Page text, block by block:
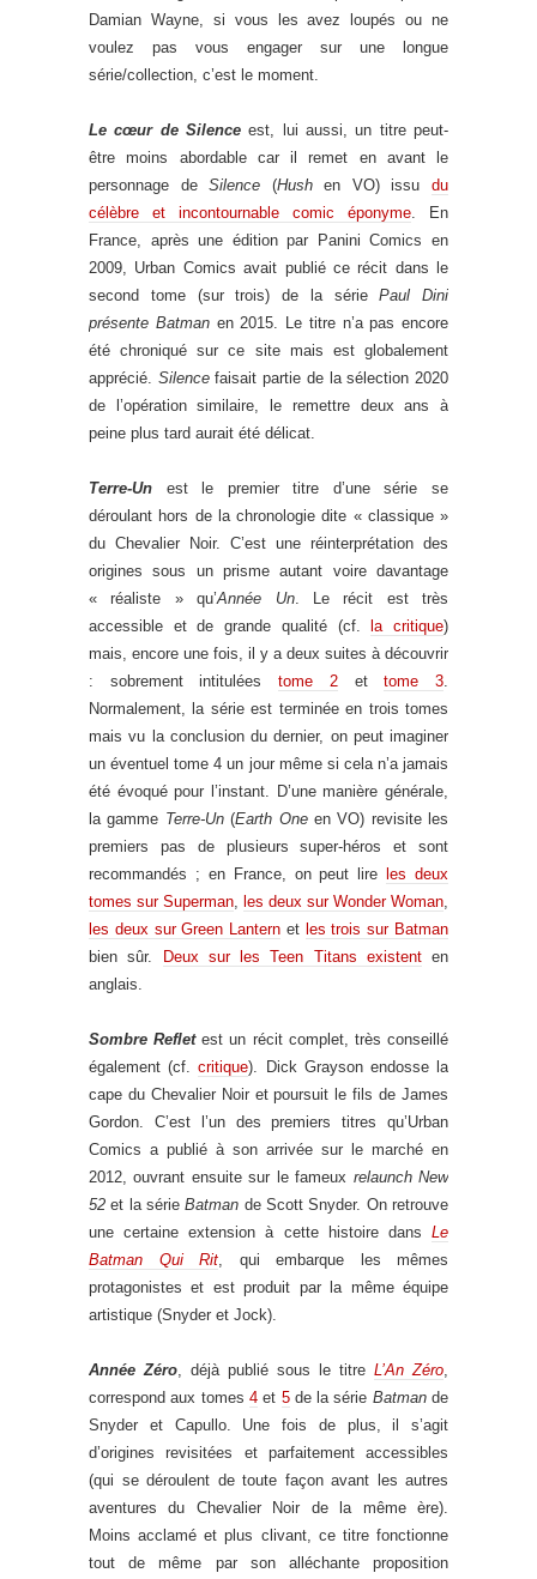
Damian Wayne, si vous les avez loupés ou ne
voulez pas vous engager sur une longue
série/collection, c’est le moment.
Le cœur de Silence est, lui aussi, un titre peut-
être moins abordable car il remet en avant le
personnage deSilence (Hushen VO) issudu
célèbre et incontournable comic éponyme. En
France, après une édition par Panini Comics en
2009, Urban Comics avait publié ce récit dans le
second tome (sur trois) de la sériePaul Dini
présente Batmanen 2015. Le titre n’a pas encore
été chroniqué sur ce site mais est globalement
apprécié. Silencefaisait partie de la sélection 2020
de l’opération similaire, le remettre deux ans à
peine plus tard aurait été délicat.
Terre-Un est le premier titre d’une série se
déroulant hors de la chronologie dite « classique »
du Chevalier Noir. C’est une réinterprétation des
origines sous un prisme autant voire davantage
« réaliste » qu’Année Un. Le récit est très
accessible et de grande qualité (cf.
la critique)
mais, encore une fois, il y a deux suites à découvrir
: sobrement intituléestome 2ettome 3.
Normalement, la série est terminée en trois tomes
mais vu la conclusion du dernier, on peut imaginer
un éventuel tome 4 un jour même si cela n’a jamais
été évoqué pour l’instant. D’une manière générale,
la gamme Terre-Un(Earth Oneen VO) revisite les
premiers pas de plusieurs super-héros et sont
recommandés ; en France, on peut lire
les deux
tomes sur Superman, les deux sur Wonder Woman,
les deux sur Green Lantern et les trois sur Batman
bien sûr.
Deux sur les Teen Titans existenten
anglais.
Sombre Refletest un récit complet, très conseillé
également (cf.critique). Dick Grayson endosse la
cape du Chevalier Noir et poursuit le fils de James
Gordon. C’est l’un des premiers titres qu’Urban
Comics a publié à son arrivée sur le marché en
2012, ouvrant ensuite sur le fameux relaunch New
52 et la sérieBatman de Scott Snyder. On retrouve
une certaine extension à cette histoire dans Le
Batman Qui Rit, qui embarque les mêmes
protagonistes et est produit par la même équipe
artistique (Snyder et Jock).
Année Zéro, déjà publié sous le titre L’An Zéro,
correspond aux tomes 4et 5de la série Batmande
Snyder et Capullo. Une fois de plus, il s’agit
d’origines revisitées et parfaitement accessibles
(qui se déroulent de toute façon avant les autres
aventures du Chevalier Noir de la même ère).
Moins acclamé et plus clivant, ce titre fonctionne
tout de même par son alléchante proposition